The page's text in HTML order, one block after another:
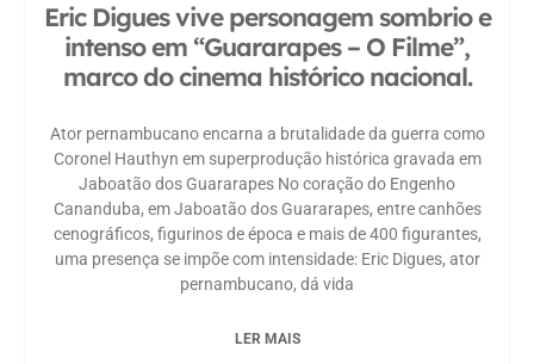
Eric Digues vive personagem sombrio e
intenso em “Guararapes – O Filme”,
marco do cinema histórico nacional.
Ator pernambucano encarna a brutalidade da guerra como
Coronel Hauthyn em superprodução histórica gravada em
Jaboatão dos Guararapes No coração do Engenho
Cananduba, em Jaboatão dos Guararapes, entre canhões
cenográficos, figurinos de época e mais de 400 figurantes,
uma presença se impõe com intensidade: Eric Digues, ator
pernambucano, dá vida
LER MAIS